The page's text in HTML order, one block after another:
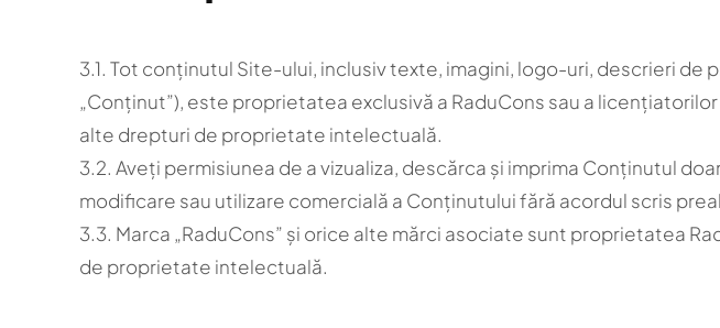
3.1. Tot conținutul Site-ului, inclusiv texte, imagini, logo-uri, descrieri
„Conținut”), este proprietatea exclusivă a RaduCons sau a
alte drepturi de proprietate intelectuală.
3.2. Aveți permisiunea de a vizualiza, descărca și imprima Conținutul
modificare sau utilizare comercială a Conținutului fără acordul scris
3.3. Marca „RaduCons” și orice alte mărci asociate sunt proprietatea
de proprietate intelectuală.